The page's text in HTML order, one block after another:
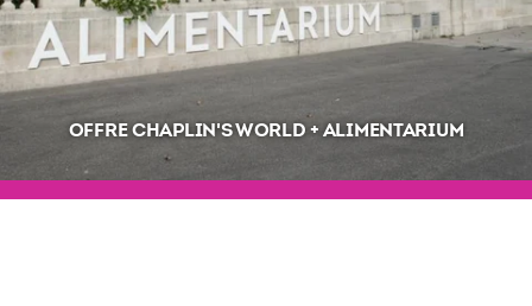
OFFRE CHAPLIN'S WORLD + ALIMENTARIUM